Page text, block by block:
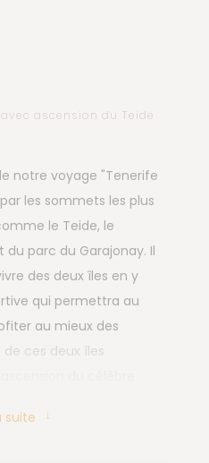
ascension du Teide
notre voyage "Tenerife
les sommets les plus
le Teide, le
parc du Garajonay. Il
des deux îles en y
qui permettra au
au mieux des
ces deux îles
notre voyage
suite